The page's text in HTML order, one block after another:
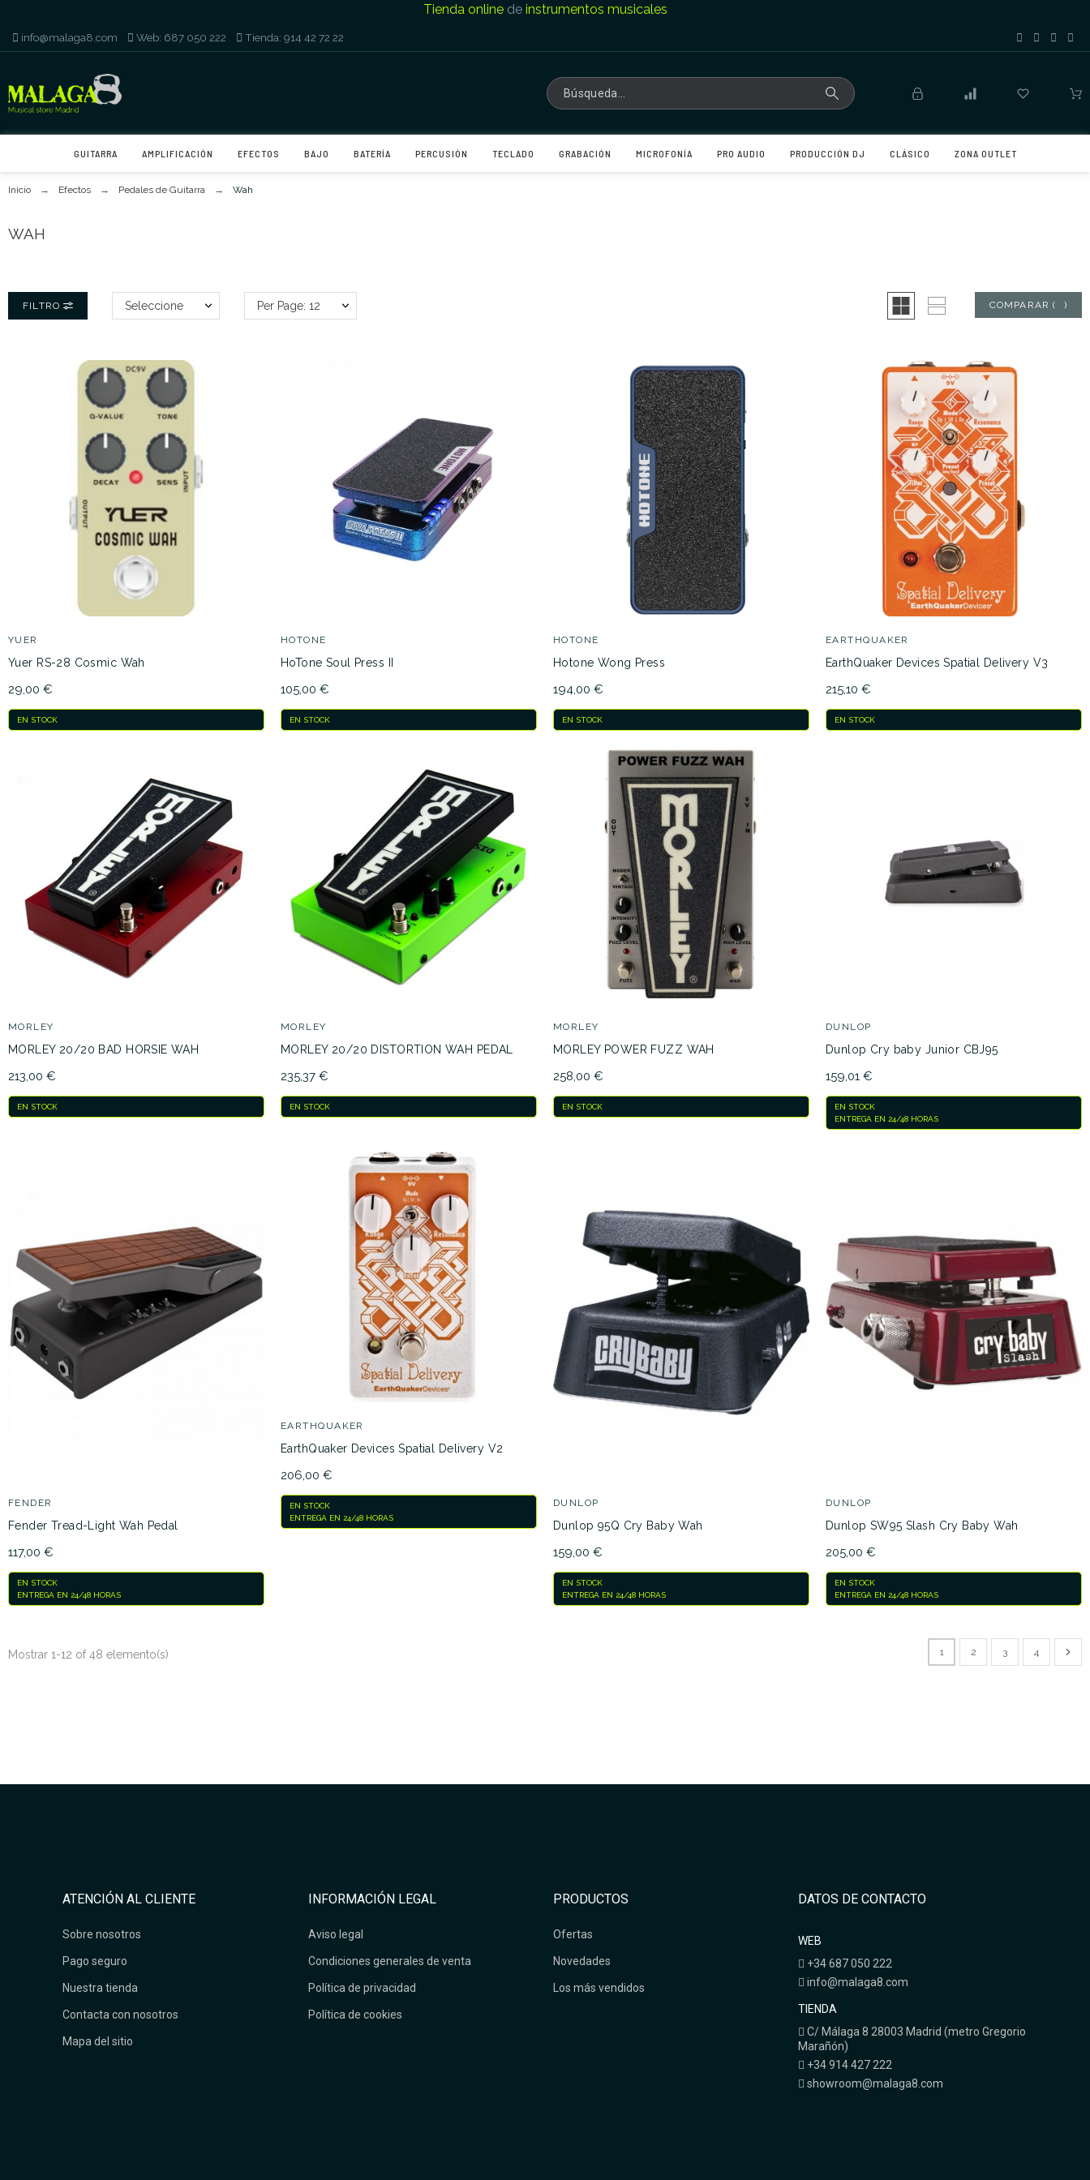
Tienda onlinede instrumentos musicales
info@malaga8.com Web: 687 050 222 Tienda: 914 42 72 22
GUITARRA AMPLIFICACIÓN EFECTOS BAJO BATERÍA PERCUSIÓN TECLADO GRABACIÓN MICROFONÍA PRO AUDIO PRODUCCIÓN DJ CLÁSICO ZONA OUTLET
Inicio Efectos Pedales de Guitarra Wah
WAH
FILTRO Seleccione COMPARAR ( )
Per Page: 12
YUER
Yuer RS-28 Cosmic Wah
29,00 €
EN STOCK
HOTONE
HoTone Soul Press II
105,00 €
EN STOCK
HOTONE
Hotone Wong Press
194,00 €
EN STOCK
EARTHQUAKER
EarthQuaker Devices Spatial Delivery V3
215,10 €
EN STOCK
MORLEY
MORLEY 20/20 BAD HORSIE WAH
213,00 €
EN STOCK
MORLEY
MORLEY 20/20 DISTORTION WAH PEDAL
235,37 €
EN STOCK
MORLEY
MORLEY POWER FUZZ WAH
258,00 €
EN STOCK
DUNLOP
Dunlop Cry baby Junior CBJ95
159,01 €
EN STOCK
ENTREGA EN 24/48 HORAS
FENDER
Fender Tread-Light Wah Pedal
117,00 €
EN STOCK
ENTREGA EN 24/48 HORAS
EARTHQUAKER
EarthQuaker Devices Spatial Delivery V2
206,00 €
EN STOCK
ENTREGA EN 24/48 HORAS
DUNLOP
Dunlop 95Q Cry Baby Wah
159,00 €
EN STOCK
ENTREGA EN 24/48 HORAS
DUNLOP
Dunlop SW95 Slash Cry Baby Wah
205,00 €
EN STOCK
ENTREGA EN 24/48 HORAS
Mostrar 1-12 of 48 elemento(s) 1 2 3 4
ATENCIÓN AL CLIENTE
Sobre nosotros
Pago seguro
Nuestra tienda
Contacta con nosotros
Mapa del sitio
INFORMACIÓN LEGAL
Aviso legal
Condiciones generales de venta
Política de privacidad
Política de cookies
PRODUCTOS
Ofertas
Novedades
Los más vendidos
DATOS DE CONTACTO
WEB
+34 687 050 222
info@malaga8.com
TIENDA
C/ Málaga 8 28003 Madrid (metro Gregorio
Marañón)
+34 914 427 222
showroom@malaga8.com